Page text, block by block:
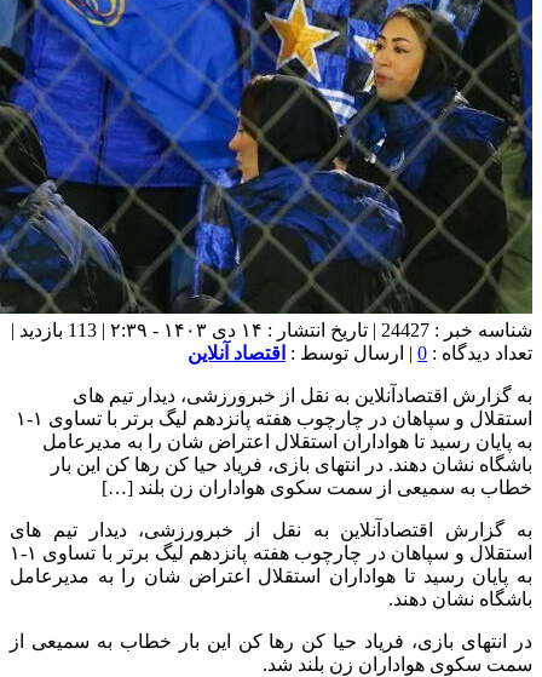
شناسه خبر : 24427 | تاریخ انتشار : ۱۴ دی ۱۴۰۳ - ۲:۳۹ | 113 بازدید |
تعداد دیدگاه : 0 | ارسال توسط : اقتصاد آنلاین
به گزارش اقتصادآنلاین به نقل از خبرورزشی، دیدار تیم های
استقلال و سپاهان در چارچوب هفته پانزدهم لیگ برتر با تساوی ۱-۱
به پایان رسید تا هواداران استقلال اعتراض شان را به مدیرعامل
باشگاه نشان دهند. در انتهای بازی، فریاد حیا کن رها کن این بار
خطاب به سمیعی از سمت سکوی هواداران زن بلند […]
به گزارش اقتصادآنلاین به نقل از خبرورزشی، دیدار تیم های
استقلال و سپاهان در چارچوب هفته پانزدهم لیگ برتر با تساوی ۱-۱
به پایان رسید تا هواداران استقلال اعتراض شان را به مدیرعامل
باشگاه نشان دهند.
در انتهای بازی، فریاد حیا کن رها کن این بار خطاب به سمیعی از
سمت سکوی هواداران زن بلند شد.